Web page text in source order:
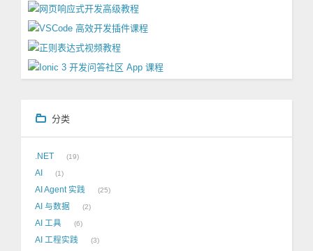
分类
.NET 19
AI 1
AI Agent 实践 25
AI 与数据 2
AI 工具 6
AI 工程实践 3